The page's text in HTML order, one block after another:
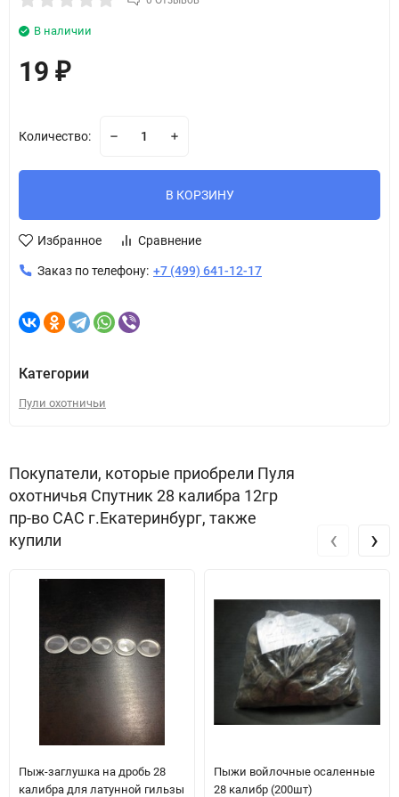
В наличии
19 ₽
Количество:
В КОРЗИНУ
Избранное Сравнение
Заказ по телефону: +7 (499) 641-12-17
Категории
Пули охотничьи
Покупатели, которые приобрели Пуля
охотничья Спутник 28 калибра 12гр
пр-во САС г.Екатеринбург, также
купили
Пыж-заглушка на дробь 28
калибра для латунной гильзы
Пыжи войлочные осаленные
28 калибр (200шт)
‹ ›